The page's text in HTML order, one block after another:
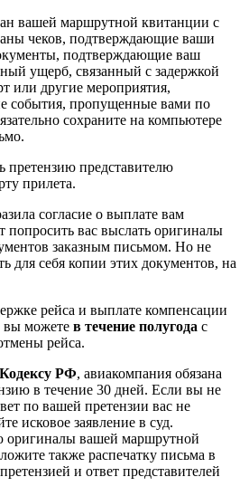
вашей маршрутной квитанции с
чеков, подтверждающие ваши
подтверждающие ваш
ущерб, связанный с задержкой
или другие мероприятия,
события, пропущенные вами по
сохраните на компьютере
претензию представителю
прилета.
согласие о выплате вам
попросить вас выслать оригиналы
заказным письмом. Но не
для себя копии этих документов, на
рейса и выплате компенсации
вы можете в течение полугода с
рейса.
РФ, авиакомпания обязана
в течение 30 дней. Если вы не
по вашей претензии вас не
исковое заявление в суд.
оригиналы вашей маршрутной
также распечатку письма в
и ответ представителей